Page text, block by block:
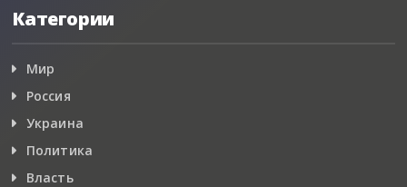
Категории
Мир
Россия
Украина
Политика
Власть